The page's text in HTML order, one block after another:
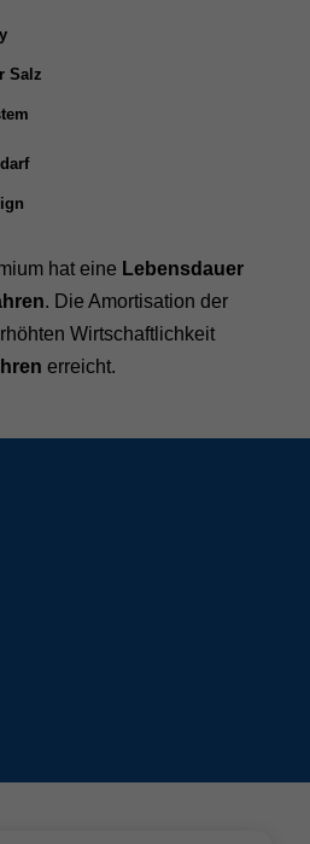
Salz
hat eine Lebensdauer
. Die Amortisation der
Wirtschaftlichkeit
erreicht.